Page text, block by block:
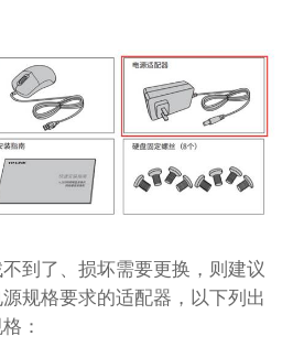
了、损坏需要更换，则建议
规格要求的适配器，以下列出
：